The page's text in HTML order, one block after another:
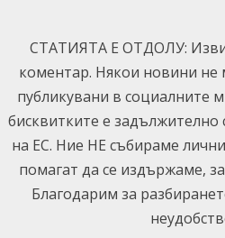
content
СТАТИЯТА Е ОТДОЛУ:
коментар. Някои новини не
публикувани в социалните
бисквитките е задължително
на ЕС. Ние НЕ събираме
помагат да се издържаме,
Благодарим за